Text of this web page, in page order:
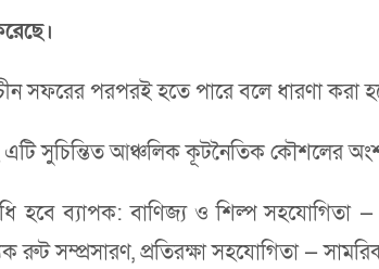
চীন সফরের পরপরই হতে পারে বলে ধারণা করা
সুচিন্তিত আঞ্চলিক কূটনৈতিক কৌশলের
ব্যাপক: বাণিজ্য ও শিল্প সহযোগিতা —
সম্প্রসারণ, প্রতিরক্ষা সহযোগিতা — সামরিক